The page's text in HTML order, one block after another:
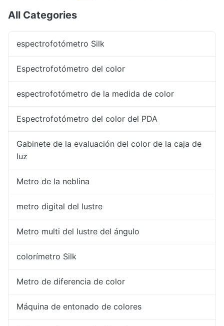
All Categories
espectrofotómetro Silk
Espectrofotómetro del color
espectrofotómetro de la medida de color
Espectrofotómetro del color del PDA
Gabinete de la evaluación del color de la caja de
luz
Metro de la neblina
metro digital del lustre
Metro multi del lustre del ángulo
colorímetro Silk
Metro de diferencia de color
Máquina de entonado de colores